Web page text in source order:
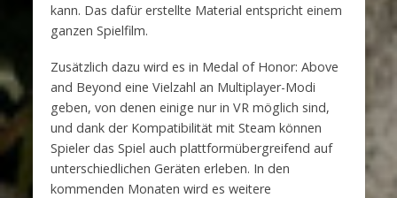
kann. Das dafür erstellte Material entspricht einem
ganzen Spielfilm.
Zusätzlich dazu wird es in Medal of Honor: Above
and Beyond eine Vielzahl an Multiplayer-Modi
geben, von denen einige nur in VR möglich sind,
und dank der Kompatibilität mit Steam können
Spieler das Spiel auch plattformübergreifend auf
unterschiedlichen Geräten erleben. In den
kommenden Monaten wird es weitere